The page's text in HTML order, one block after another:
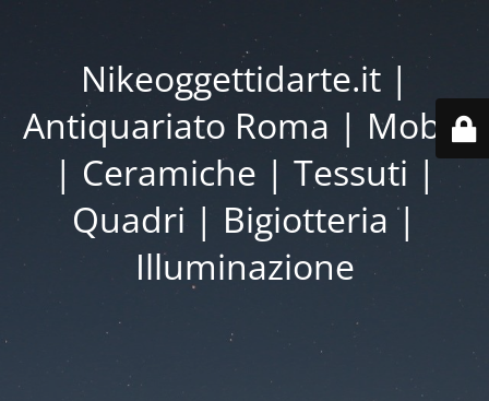
Nikeoggettidarte.it |
Antiquariato Roma | Mobili
| Ceramiche | Tessuti |
Quadri | Bigiotteria |
Illuminazione